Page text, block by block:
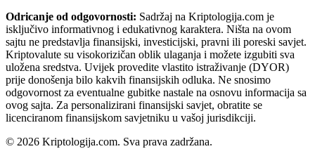
Odricanje od odgovornosti: Sadržaj na Kriptologija.com je
isključivo informativnog i edukativnog karaktera. Ništa na ovom
sajtu ne predstavlja finansijski, investicijski, pravni ili poreski savjet.
Kriptovalute su visokorizičan oblik ulaganja i možete izgubiti sva
uložena sredstva. Uvijek provedite vlastito istraživanje (DYOR)
prije donošenja bilo kakvih finansijskih odluka. Ne snosimo
odgovornost za eventualne gubitke nastale na osnovu informacija sa
ovog sajta. Za personalizirani finansijski savjet, obratite se
licenciranom finansijskom savjetniku u vašoj jurisdikciji.
© 2026 Kriptologija.com. Sva prava zadržana.